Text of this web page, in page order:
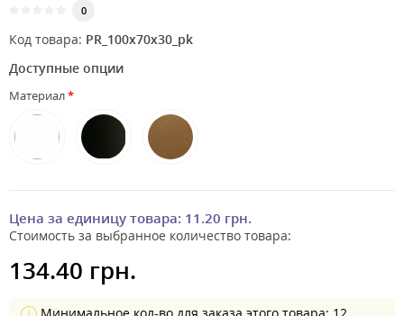
0
Код товара: PR_100х70х30_pk
Доступные опции
Материал
Цена за единицу товара: 11.20 грн.
Стоимость за выбранное количество товара:
134.40 грн.